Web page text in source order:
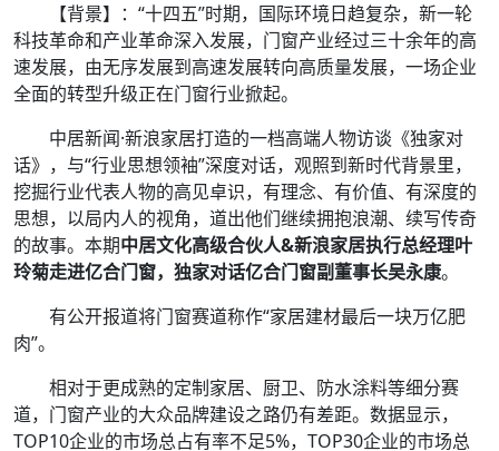
【背景】：“十四五”时期，国际环境日趋复杂，新一轮
科技革命和产业革命深入发展，门窗产业经过三十余年的高
速发展，由无序发展到高速发展转向高质量发展，一场企业
全面的转型升级正在门窗行业掀起。
中居新闻·新浪家居打造的一档高端人物访谈《独家对
话》，与“行业思想领袖”深度对话，观照到新时代背景里，
挖掘行业代表人物的高见卓识，有理念、有价值、有深度的
思想，以局内人的视角，道出他们继续拥抱浪潮、续写传奇
的故事。本期中居文化高级合伙人&新浪家居执行总经理叶
玲菊走进亿合门窗，独家对话亿合门窗副董事长吴永康。
有公开报道将门窗赛道称作“家居建材最后一块万亿肥
肉”。
相对于更成熟的定制家居、厨卫、防水涂料等细分赛
道，门窗产业的大众品牌建设之路仍有差距。数据显示，
TOP10企业的市场总占有率不足5%，TOP30企业的市场总